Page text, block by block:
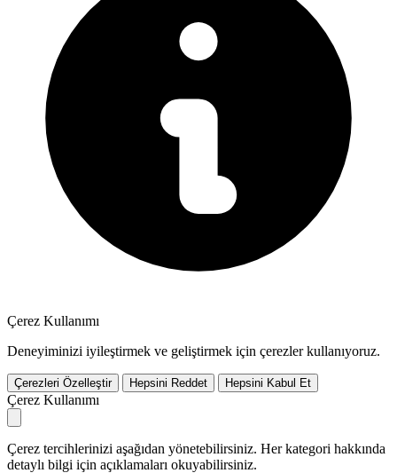
Çerez Kullanımı
Deneyiminizi iyileştirmek ve geliştirmek için çerezler kullanıyoruz.
Çerezleri Özelleştir Hepsini Reddet Hepsini Kabul Et
Çerez Kullanımı
Çerez tercihlerinizi aşağıdan yönetebilirsiniz. Her kategori hakkında
detaylı bilgi için açıklamaları okuyabilirsiniz.